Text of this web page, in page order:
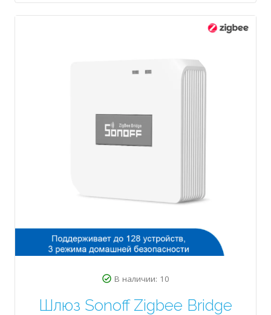
В наличии: 10
Шлюз Sonoff Zigbee Bridge